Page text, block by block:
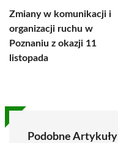
Zmiany w komunikacji i
organizacji ruchu w
Poznaniu z okazji 11
listopada
Podobne Artykuły